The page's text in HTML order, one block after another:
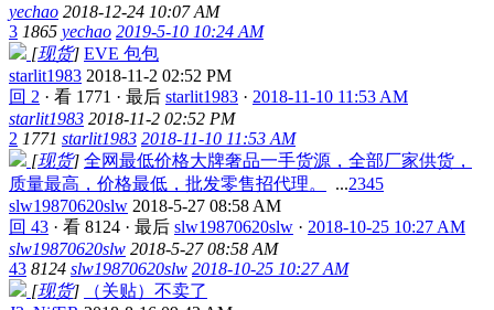
yechao 2018-12-24 10:07 AM
3 1865 yechao 2019-5-10 10:24 AM
[现货] EVE 包包
starlit1983 2018-11-2 02:52 PM
回 2 · 看 1771 · 最后 starlit1983 · 2018-11-10 11:53 AM
starlit1983 2018-11-2 02:52 PM
2 1771 starlit1983 2018-11-10 11:53 AM
[现货] 全网最低价格大牌奢品一手货源，全部厂家供货，
质量最高，价格最低，批发零售招代理。
...2345
slw19870620slw 2018-5-27 08:58 AM
回 43 · 看 8124 · 最后 slw19870620slw · 2018-10-25 10:27 AM
slw19870620slw 2018-5-27 08:58 AM
43 8124 slw19870620slw 2018-10-25 10:27 AM
[现货]
（关贴）不卖了